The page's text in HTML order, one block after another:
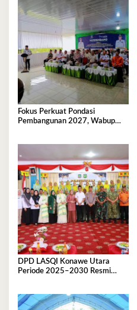
Fokus Perkuat Pondasi
Pembangunan 2027, Wabup
DPD LASQI Konawe Utara
Periode 2025–2030 Resmi